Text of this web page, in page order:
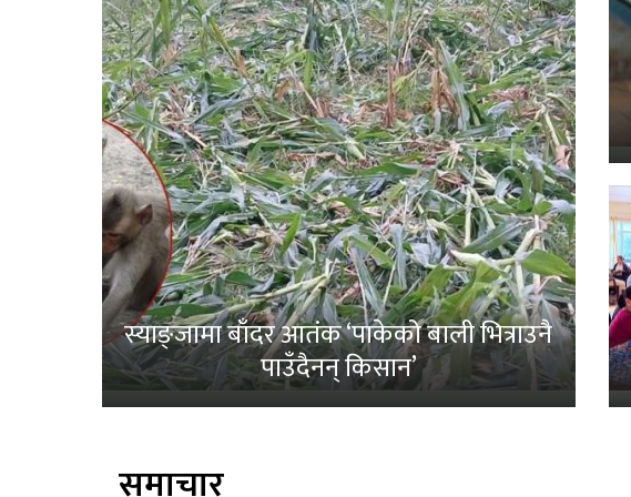
स्याङ्जामा बाँदर आतंक ‘पाकेको बाली भित्राउनै
पाउँदैनन् किसान’